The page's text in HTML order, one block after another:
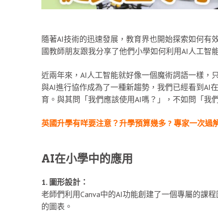
隨著AI技術的迅速發展，教育界也開始探索如何有
國教師朋友跟我分享了他們小學如何利用AI人工智
近兩年來，AI人工智能就好像一個魔術詞語一樣，
與AI進行協作成為了一種新趨勢，我們已經看到AI
育。與其問「我們應該使用AI嗎？」，不如問「我
英國升學有咩要注意？升學預算幾多 ? 專家一次過
AI在小學中的應用
1. 圖形設計：
老師們利用Canva中的AI功能創建了一個專屬的課
的圖表。